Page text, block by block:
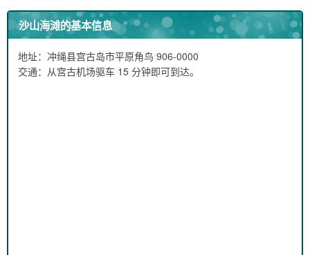
沙山海滩的基本信息
地址：冲绳县宫古岛市平原角鸟 906-0000
交通：从宫古机场驱车 15 分钟即可到达。